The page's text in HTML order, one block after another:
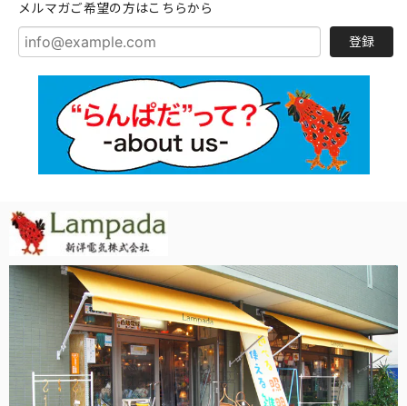
メルマガご希望の方はこちらから
登録